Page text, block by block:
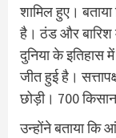
शामिल हुए।
है। ठंड और बारिश
दुनिया के इतिहास
जीत हुई है।
छोड़ी। 700
उन्होंने बताया कि